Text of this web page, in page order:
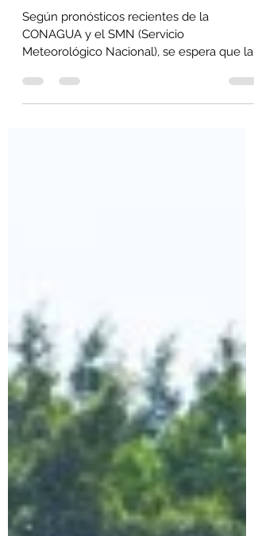
méxico: ¿Por qué son tan
importantes?
CONAGUA y el SMN (Servicio